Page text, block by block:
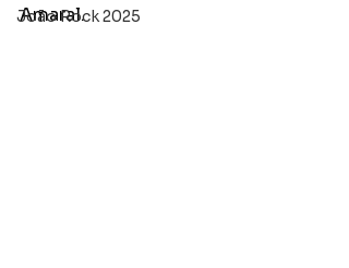
João Rock 2025
Amaral.